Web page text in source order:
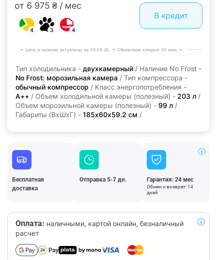
от 6 975 ₴ / мес
4 3 4
В кредит
Цена и наличие актуальны на 08.08.26. Обновляем каждые 30 мин.
Тип холодильника - двухкамерный / Наличие No Frost -
No Frost: морозильная камера / Тип компрессора -
обычный компрессор / Класс энергопотребления -
A++ / Объем холодильной камеры (полезный) - 203 л /
Объем морозильной камеры (полезный) - 99 л /
Габариты (ВхШхГ) - 185x60x59.2 см /
Бесплатная
доставка
Отправка 5-7 дн. Гарантия: 24 мес
Обмен и возврат: 14
дней
Оплата: наличными, картой онлайн, безналичный
расчет